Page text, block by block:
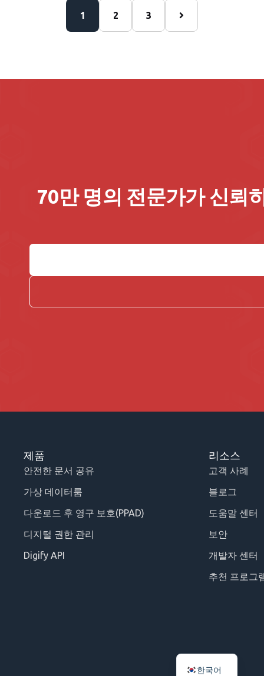
1 2 3
70만 명의 전문가가 신뢰
제품
안전한 문서 공유
가상 데이터룸
다운로드 후 영구 보호(PPAD)
디지털 권한 관리
Digify API
리소스
고객 사례
블로그
도움말 센터
보안
개발자 센터
추천 프로그
한국어